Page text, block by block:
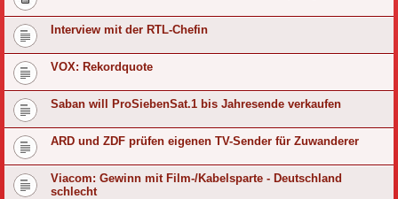
Interview mit der RTL-Chefin
VOX: Rekordquote
Saban will ProSiebenSat.1 bis Jahresende verkaufen
ARD und ZDF prüfen eigenen TV-Sender für Zuwanderer
Viacom: Gewinn mit Film-/Kabelsparte - Deutschland
schlecht